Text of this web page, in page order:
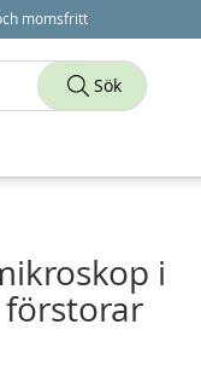
momsfritt
i
Sök